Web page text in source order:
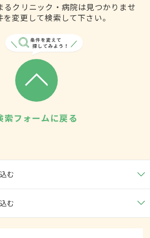
るクリニック・病院は見つかりませ
変更して検索して下さい。
索フォームに戻る
む
む